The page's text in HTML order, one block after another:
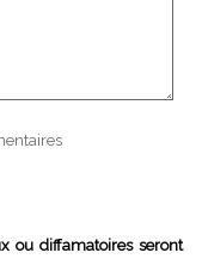
ou diffamatoires seront